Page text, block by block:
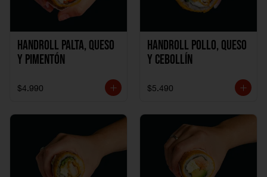
Handroll Palta, Queso
y Pimentón
$4.990
Handroll Pollo, Queso
y Cebollín
$5.490